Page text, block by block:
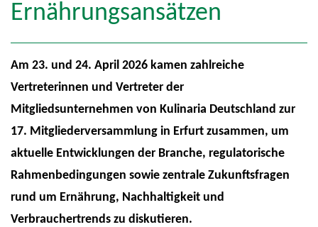
Ernährungsansätzen
Am 23. und 24. April 2026 kamen zahlreiche
Vertreterinnen und Vertreter der
Mitgliedsunternehmen von Kulinaria Deutschland zur
17. Mitgliederversammlung in Erfurt zusammen, um
aktuelle Entwicklungen der Branche, regulatorische
Rahmenbedingungen sowie zentrale Zukunftsfragen
rund um Ernährung, Nachhaltigkeit und
Verbrauchertrends zu diskutieren.